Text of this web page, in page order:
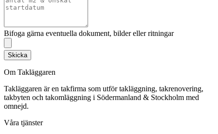
Bifoga gärna eventuella dokument, bilder eller ritningar
Skicka
Om Takläggaren
Takläggaren är en takfirma som utför takläggning, takrenovering,
takbyten och takomläggning i Södermanland & Stockholm med
omnejd.
Våra tjänster